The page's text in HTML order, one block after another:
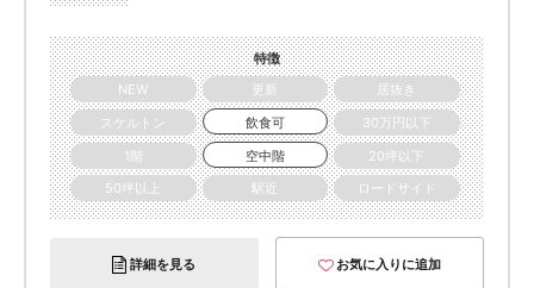
特徴
NEW
更新
居抜き
スケルトン
飲食可
30万円以下
1階
空中階
20坪以下
50坪以上
駅近 ロードサイド
詳細を見る お気に入りに追加